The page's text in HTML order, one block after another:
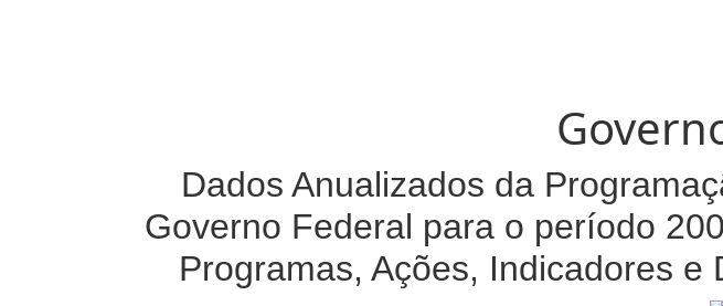
Dados Anualizados da
Governo Federal para o período
Programas, Ações, Indicadores